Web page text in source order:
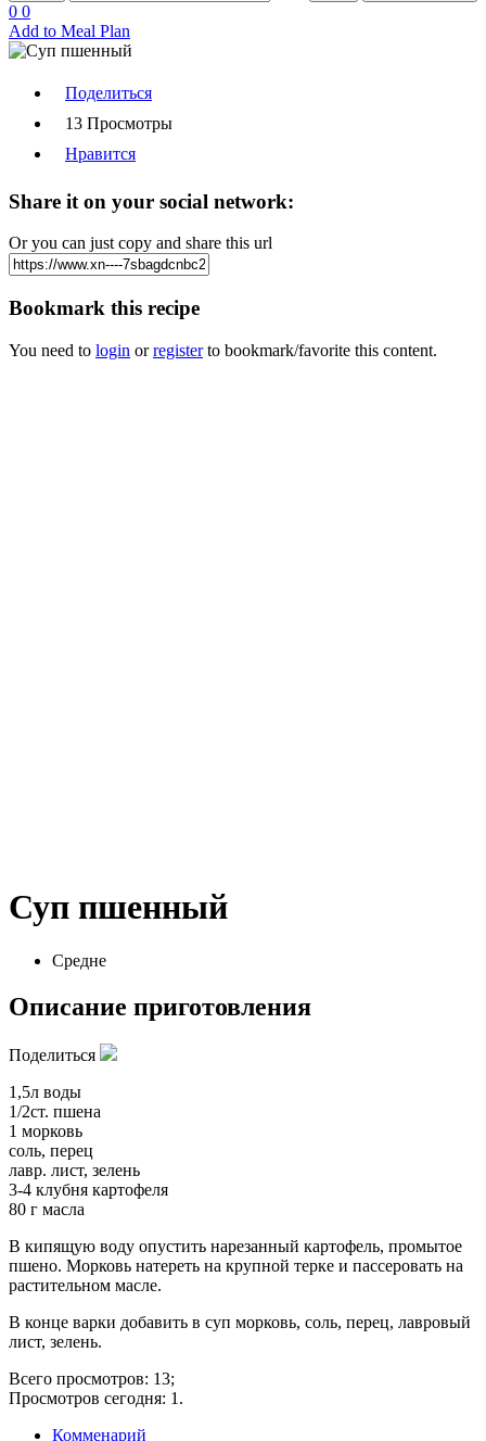
0 0
Add to Meal Plan
Поделиться
13 Просмотры
Нравится
Share it on your social network:
Or you can just copy and share this url
Bookmark this recipe
You need to login orregisterto bookmark/favorite this content.
Суп пшенный
Средне
Описание приготовления
Поделиться
1,5л воды
1/2ст. пшена
1 морковь
соль, перец
лавр. лист, зелень
3-4 клубня картофеля
80 г масла
В кипящую воду опустить нарезанный картофель, промытое
пшено. Морковь натереть на крупной терке и пассеровать на
растительном масле.
В конце варки добавить в суп морковь, соль, перец, лавровый
лист, зелень.
Всего просмотров: 13;
Просмотров сегодня: 1.
Комменарий